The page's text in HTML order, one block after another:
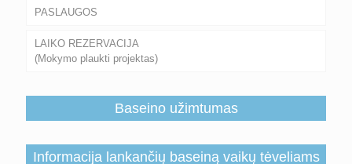
PASLAUGOS
LAIKO REZERVACIJA
(Mokymo plaukti projektas)
Baseino užimtumas
Informacija lankančių baseiną vaikų tėveliams